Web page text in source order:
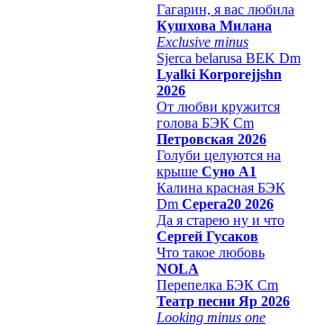
Гагарин, я вас любила
Кушхова Милана
Exclusive minus
Sjerca belarusa BEK Dm
Lyalki Korporejjshn
2026
От любви кружится
голова БЭК Cm
Петровская 2026
Голуби целуются на
крыше Суно А1
Калина красная БЭК
Dm Серега20 2026
Да я старею ну и что
Сергей Гусаков
Что такое любовь
NOLA
Перепелка БЭК Cm
Театр песни Яр 2026
Looking minus one